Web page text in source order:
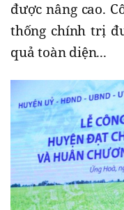
được nâng cao.
thống chính trị
quả toàn diện...